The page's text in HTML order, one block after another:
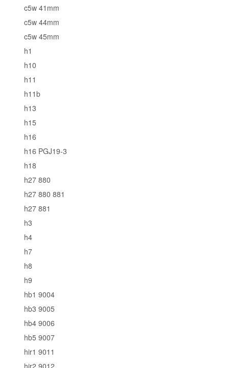
c5w 41mm
c5w 44mm
c5w 45mm
h1
h10
h11
h11b
h13
h15
h16
h16 PGJ19-3
h18
h27 880
h27 880 881
h27 881
h3
h4
h7
h8
h9
hb1 9004
hb3 9005
hb4 9006
hb5 9007
hir1 9011
hir2 9012